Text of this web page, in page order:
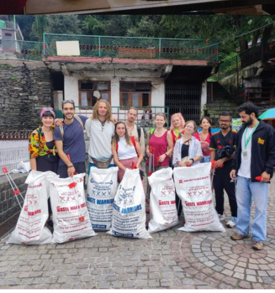
La esencia del alma
Identitat i relat
Programa Erasmus+ · Upcycling, comunitat i
cultura
Comunitat i territori / Educació i experiencies